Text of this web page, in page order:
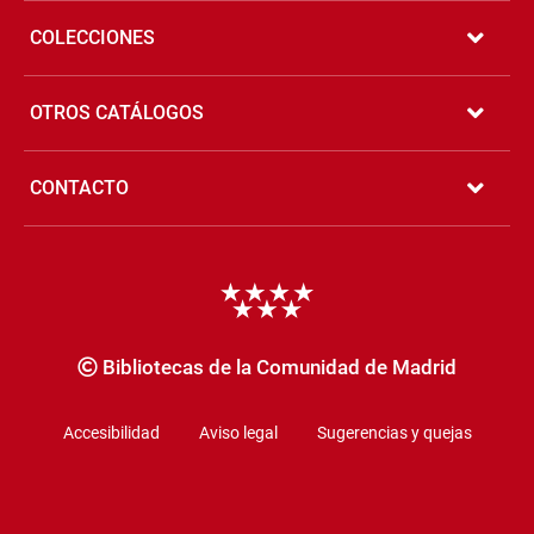
COLECCIONES
OTROS CATÁLOGOS
CONTACTO
Bibliotecas de la Comunidad de Madrid
Accesibilidad Aviso legal Sugerencias y quejas